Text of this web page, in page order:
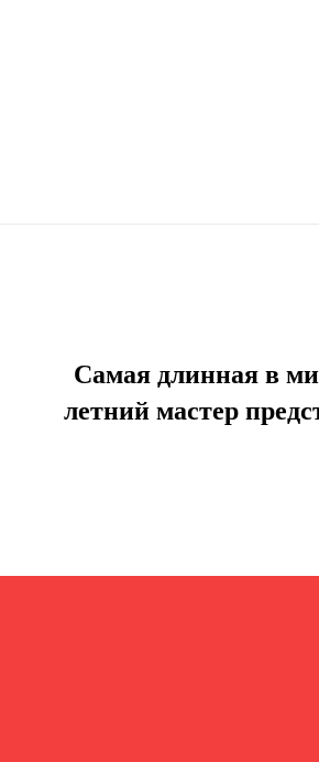
Самая длинная в
летний мастер